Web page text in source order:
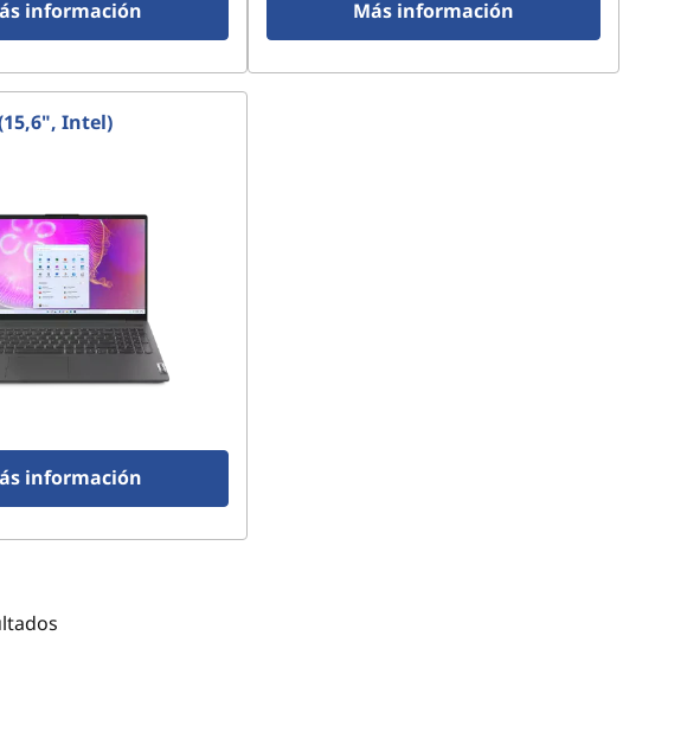
información Más información
Intel)
información